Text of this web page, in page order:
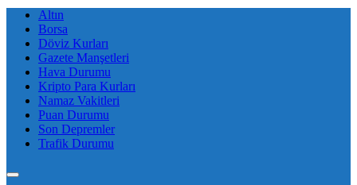
Altın
Borsa
Döviz Kurları
Gazete Manşetleri
Hava Durumu
Kripto Para Kurları
Namaz Vakitleri
Puan Durumu
Son Depremler
Trafik Durumu